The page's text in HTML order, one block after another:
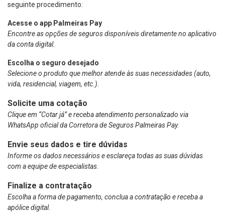
seguinte procedimento:
Acesse o app Palmeiras Pay
Encontre as opções de seguros disponíveis diretamente no aplicativo
da conta digital.
Escolha o seguro desejado
Selecione o produto que melhor atende às suas necessidades (auto,
vida, residencial, viagem, etc.).
Solicite uma cotação
Clique em “Cotar já” e receba atendimento personalizado via
WhatsApp oficial da Corretora de Seguros Palmeiras Pay.
Envie seus dados e tire dúvidas
Informe os dados necessários e esclareça todas as suas dúvidas
com a equipe de especialistas.
Finalize a contratação
Escolha a forma de pagamento, conclua a contratação e receba a
apólice digital.